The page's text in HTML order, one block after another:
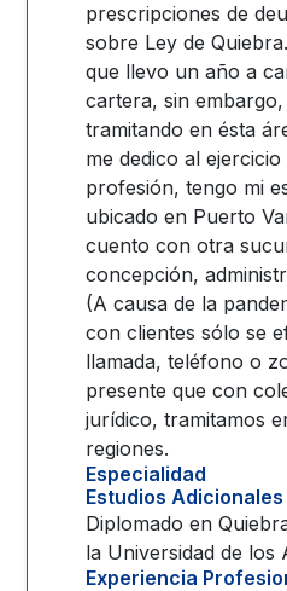
prescripciones de
sobre Ley de
que llevo un año a
cartera, sin
tramitando en ésta
me dedico al
profesión, tengo mi
ubicado en Puerto
cuento con otra
concepción,
(A causa de la
con clientes sólo se
llamada, teléfono o
presente que con
jurídico, tramitamos
regiones.
Especialidad
Estudios Adicionales
Diplomado en
la Universidad de los
Experiencia